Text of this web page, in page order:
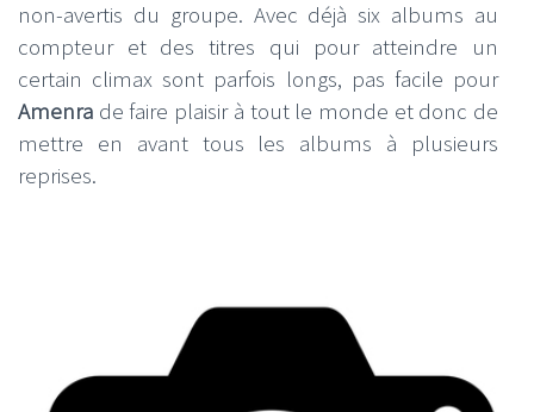
non-avertis du groupe. Avec déjà six albums au
compteur et des titres qui pour atteindre un
certain climax sont parfois longs, pas facile pour
Amenra de faire plaisir à tout le monde et donc de
mettre en avant tous les albums à plusieurs
reprises.